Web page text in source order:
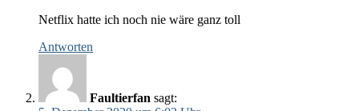
Netflix hatte ich noch nie wäre ganz toll
Antworten
Faultierfan sagt: